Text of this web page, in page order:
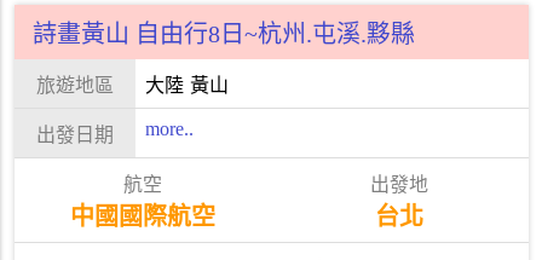
詩畫黃山 自由行8日~杭州.屯溪.黟縣
大陸 黃山
more..
中國國際航空 台北